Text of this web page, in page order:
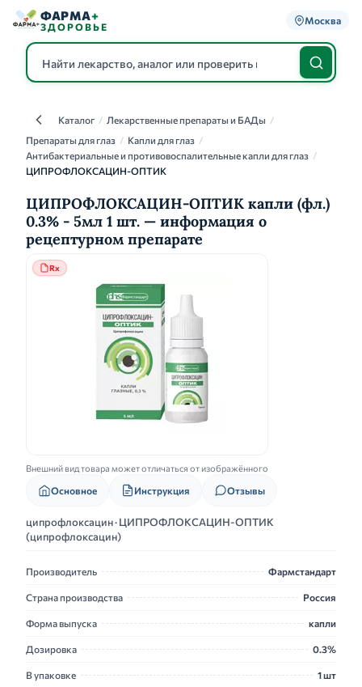
ФАРМА+
ЗДОРОВЬЕ
Москва
КаталогКаталог / Лекарственные препараты и БАДы /
Препараты для глаз / Капли для глаз /
Антибактериальные и противовоспалительные капли для глаз /
ЦИПРОФЛОКСАЦИН-ОПТИК
ЦИПРОФЛОКСАЦИН-ОПТИК капли (фл.)
0.3% - 5мл 1 шт. — информация о
рецептурном препарате
Rx
Внешний вид товара может отличаться от изображённого
Основное Инструкция Отзывы
ципрофлоксацин · ЦИПРОФЛОКСАЦИН-ОПТИК
(ципрофлоксацин)
Производитель Фармстандарт
Страна производства Россия
Форма выпуска капли
Дозировка 0.3%
В упаковке 1 шт